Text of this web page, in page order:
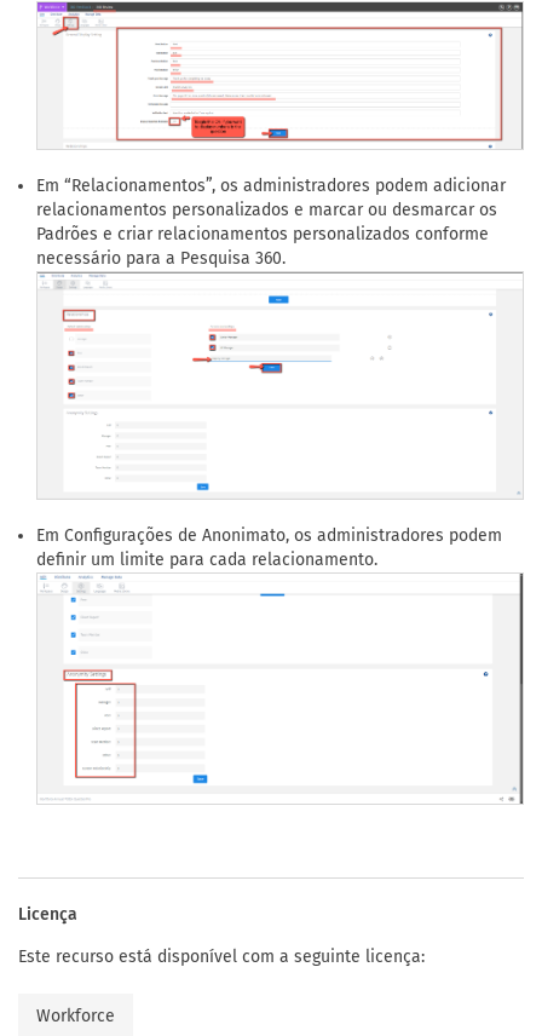
Em “Relacionamentos”, os administradores podem adicionar
relacionamentos personalizados e marcar ou desmarcar os
Padrões e criar relacionamentos personalizados conforme
necessário para a Pesquisa 360.
Em Configurações de Anonimato, os administradores podem
definir um limite para cada relacionamento.
Licença
Este recurso está disponível com a seguinte licença:
Workforce